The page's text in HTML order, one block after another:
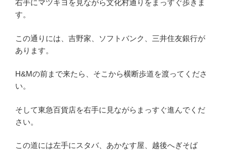
右手にマツキヨを見ながら文化村通りをまっすぐ歩きま
す。
この通りには、吉野家、ソフトバンク、三井住友銀行が
あります。
H&Mの前まで来たら、そこから横断歩道を渡ってくださ
い。
そして東急百貨店を右手に見ながらまっすぐ進んでくだ
さい。
この道には左手にスタバ、あかなす屋、越後へぎそば